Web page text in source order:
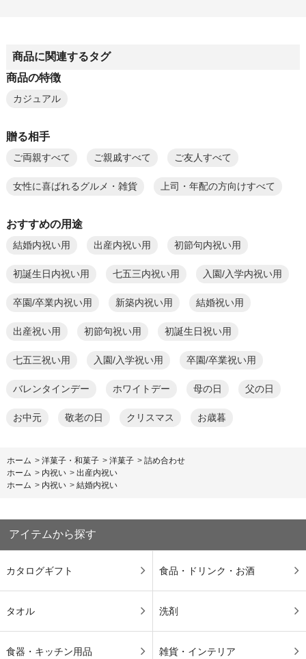
商品に関連するタグ
商品の特徴
カジュアル
贈る相手
ご両親すべて ご親戚すべて ご友人すべて
女性に喜ばれるグルメ・雑貨 上司・年配の方向けすべて
おすすめの用途
結婚内祝い用 出産内祝い用 初節句内祝い用
初誕生日内祝い用 七五三内祝い用 入園/入学内祝い用
卒園/卒業内祝い用 新築内祝い用 結婚祝い用
出産祝い用 初節句祝い用 初誕生日祝い用
七五三祝い用 入園/入学祝い用 卒園/卒業祝い用
バレンタインデー ホワイトデー 母の日 父の日
お中元 敬老の日 クリスマス お歳暮
ホーム > 洋菓子・和菓子 > 洋菓子 > 詰め合わせ
ホーム > 内祝い > 出産内祝い
ホーム > 内祝い > 結婚内祝い
アイテムから探す
カタログギフト 食品・ドリンク・お酒
タオル 洗剤
食器・キッチン用品 雑貨・インテリア